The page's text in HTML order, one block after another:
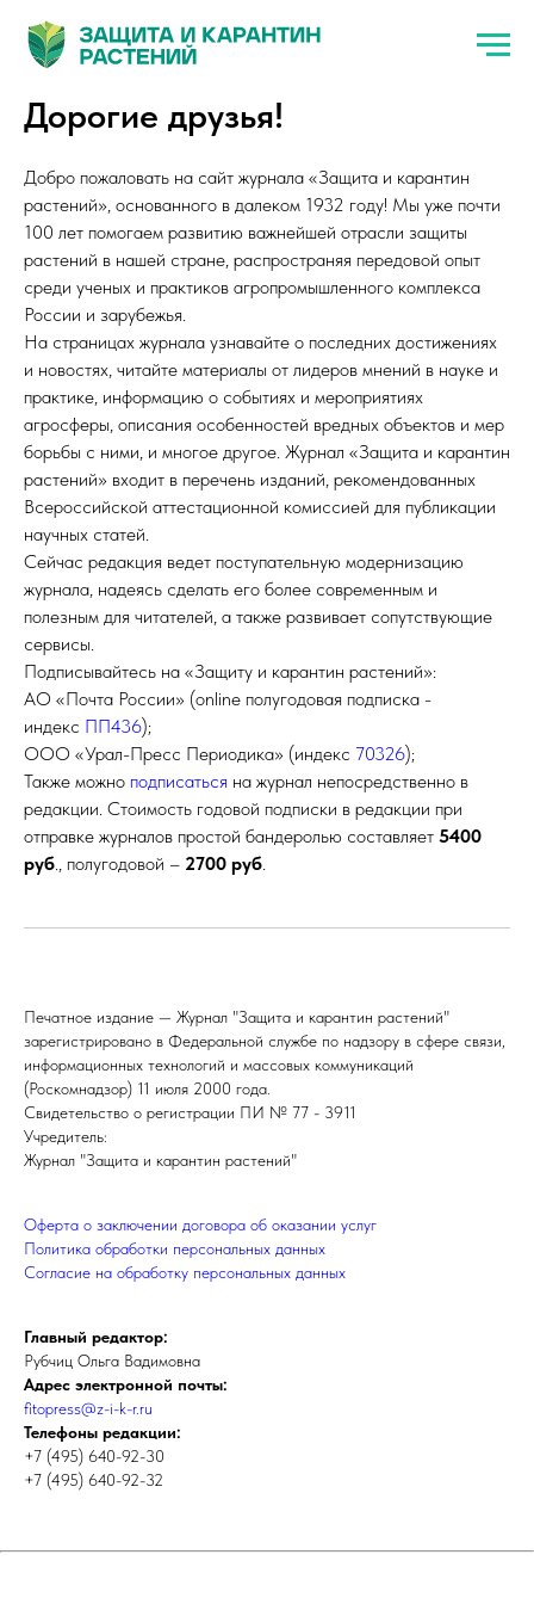
Дорогие друзья!
Добро пожаловать на сайт журнала «Защита и карантин
растений», основанного в далеком 1932 году! Мы уже почти
100 лет помогаем развитию важнейшей отрасли защиты
растений в нашей стране, распространяя передовой опыт
среди ученых и практиков агропромышленного комплекса
России и зарубежья.
На страницах журнала узнавайте о последних достижениях
и новостях, читайте материалы от лидеров мнений в науке и
практике, информацию о событиях и мероприятиях
агросферы, описания особенностей вредных объектов и мер
борьбы с ними, и многое другое. Журнал «Защита и карантин
растений» входит в перечень изданий, рекомендованных
Всероссийской аттестационной комиссией для публикации
научных статей.
Сейчас редакция ведет поступательную модернизацию
журнала, надеясь сделать его более современным и
полезным для читателей, а также развивает сопутствующие
сервисы.
Подписывайтесь на «Защиту и карантин растений»:
АО «Почта России» (online полугодовая подписка -
индекс ПП436);
ООО «Урал-Пресс Периодика» (индекс 70326);
Также можно подписаться на журнал непосредственно в
редакции. Стоимость годовой подписки в редакции при
отправке журналов простой бандеролью составляет 5400
руб., полугодовой – 2700 руб.
Печатное издание — Журнал "Защита и карантин растений"
зарегистрировано в Федеральной службе по надзору в сфере связи,
информационных технологий и массовых коммуникаций
(Роскомнадзор) 11 июля 2000 года.
Свидетельство о регистрации ПИ № 77 - 3911
Учредитель:
Журнал "Защита и карантин растений"
Оферта о заключении договора об оказании услуг
Политика обработки персональных данных
Cогласие на обработку персональных данных
Главный редактор:
Рубчиц Ольга Вадимовна
Адрес электронной почты:
fitopress@z-i-k-r.ru
Телефоны редакции:
+7 (495) 640-92-30
+7 (495) 640-92-32